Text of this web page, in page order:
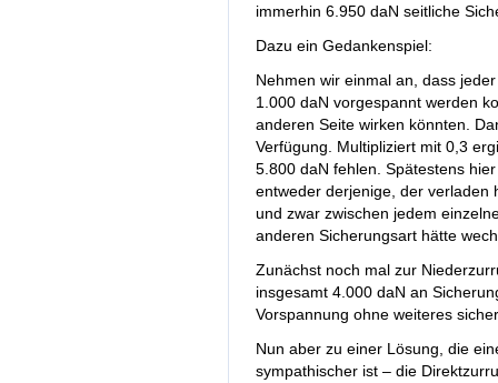
immerhin 6.950 daN seitliche
Dazu ein Gedankenspiel:
Nehmen wir einmal an, dass
1.000 daN vorgespannt werden
anderen Seite wirken könnten.
Verfügung. Multipliziert mit 0,3
5.800 daN fehlen. Spätestens
entweder derjenige, der verladen
und zwar zwischen jedem
anderen Sicherungsart hätte
Zunächst noch mal zur
insgesamt 4.000 daN an
Vorspannung ohne weiteres
Nun aber zu einer Lösung, die
sympathischer ist – die